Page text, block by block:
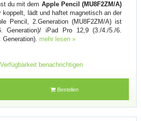
du mit dem Apple Pencil (MU8F2ZM/A)
lädt und haftet magnetisch an der
Pencil, 2.Generation (MU8F2ZM/A) ist
Generation)/ iPad Pro 12,9 (3./4./5./6.
Generation). mehr lesen »
benachrichtigen
Bestellen